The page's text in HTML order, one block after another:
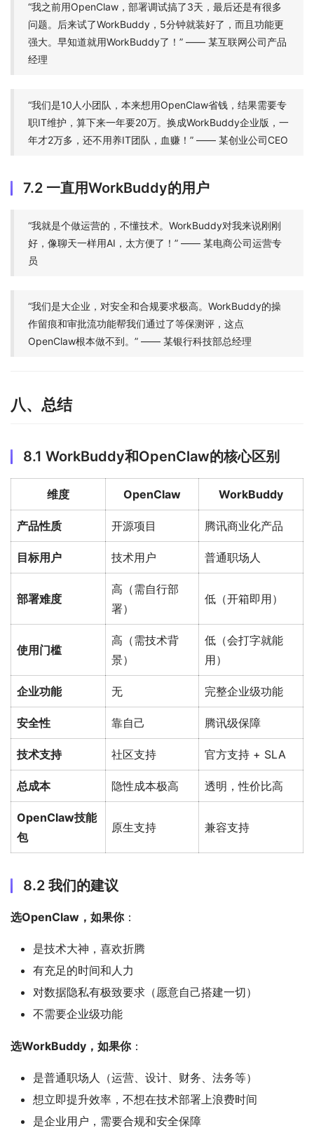
“我之前用OpenClaw，部署调试搞了3天，最后还是有很多
问题。后来试了WorkBuddy，5分钟就装好了，而且功能更
强大。早知道就用WorkBuddy了！” —— 某互联网公司产品
经理
“我们是10人小团队，本来想用OpenClaw省钱，结果需要专
职IT维护，算下来一年要20万。换成WorkBuddy企业版，一
年才2万多，还不用养IT团队，血赚！” —— 某创业公司CEO
7.2 一直用WorkBuddy的用户
“我就是个做运营的，不懂技术。WorkBuddy对我来说刚刚
好，像聊天一样用AI，太方便了！” —— 某电商公司运营专
员
“我们是大企业，对安全和合规要求极高。WorkBuddy的操
作留痕和审批流功能帮我们通过了等保测评，这点
OpenClaw根本做不到。” —— 某银行科技部总经理
八、总结
8.1 WorkBuddy和OpenClaw的核心区别
维度 OpenClaw WorkBuddy
产品性质 开源项目 腾讯商业化产品
目标用户 技术用户 普通职场人
部署难度
高（需自行部
署）
低（开箱即用）
使用门槛
高（需技术背
景）
低（会打字就能
用）
企业功能 无 完整企业级功能
安全性 靠自己 腾讯级保障
技术支持 社区支持 官方支持 + SLA
总成本 隐性成本极高 透明，性价比高
OpenClaw技能
包
原生支持 兼容支持
8.2 我们的建议
选OpenClaw，如果你：
是技术大神，喜欢折腾
有充足的时间和人力
对数据隐私有极致要求（愿意自己搭建一切）
不需要企业级功能
选WorkBuddy，如果你：
是普通职场人（运营、设计、财务、法务等）
想立即提升效率，不想在技术部署上浪费时间
是企业用户，需要合规和安全保障